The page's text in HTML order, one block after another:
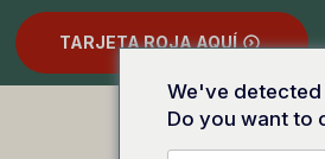
TARJETA ROJA AQUÍ
We've detected
Do you want to